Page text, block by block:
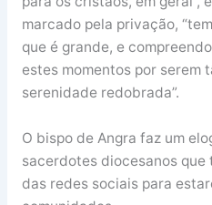
marcado pela privação,
que é grande, e
estes momentos por serem
serenidade redobrada”.
O bispo de Angra faz um
sacerdotes diocesanos
das redes sociais para